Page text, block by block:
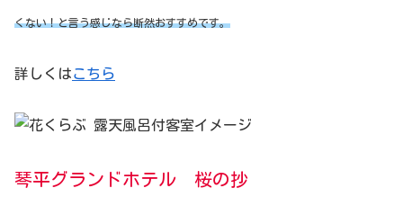
くない！と言う感じなら断然おすすめです。
詳しくはこちら
琴平グランドホテル 桜の抄